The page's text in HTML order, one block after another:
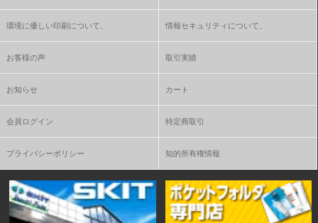
環境に優しい印刷について、 情報セキュリティについて、
お客様の声 取引実績
お知らせ カート
会員ログイン 特定商取引
プライバシーポリシー 知的所有権情報